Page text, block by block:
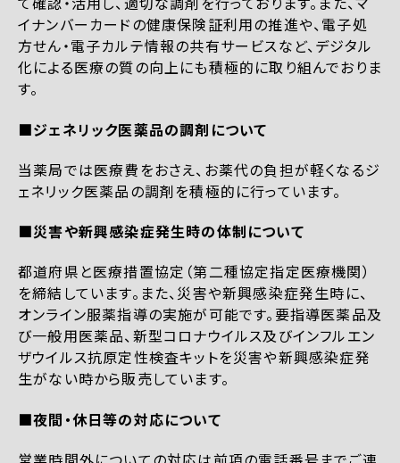
イナンバーカードの健康保険証利用の推進や、電子処
方せん・電子カルテ情報の共有サービスなど、デジタル
化による医療の質の向上にも積極的に取り組んでおりま
す。
■ジェネリック医薬品の調剤について
当薬局では医療費をおさえ、お薬代の負担が軽くなるジ
ェネリック医薬品の調剤を積極的に行っています。
■災害や新興感染症発生時の体制について
都道府県と医療措置協定（第二種協定指定医療機関）
を締結しています。また、災害や新興感染症発生時に、
オンライン服薬指導の実施が可能です。要指導医薬品及
び一般用医薬品、新型コロナウイルス及びインフルエン
ザウイルス抗原定性検査キットを災害や新興感染症発
生がない時から販売しています。
■夜間・休日等の対応について